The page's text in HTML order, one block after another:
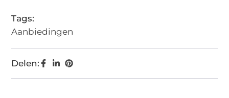
Tags:
Aanbiedingen
Delen: